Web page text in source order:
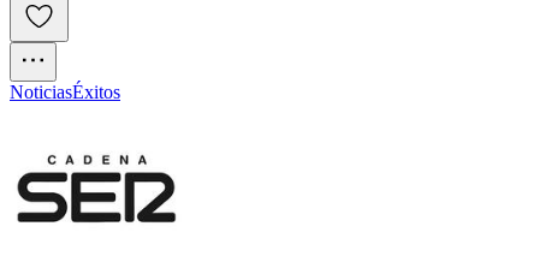
NoticiasÉxitos